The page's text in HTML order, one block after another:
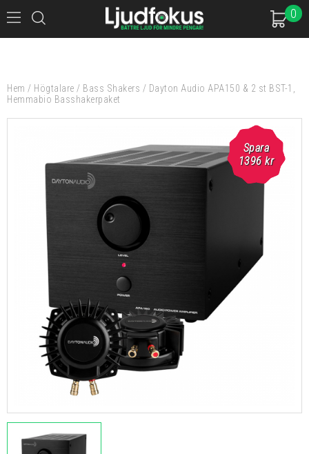
0
Hem / Högtalare / Bass Shakers / Dayton Audio APA150 & 2 st BST-1,
Hemmabio Basshakerpaket
Spara
Spara
1396 kr